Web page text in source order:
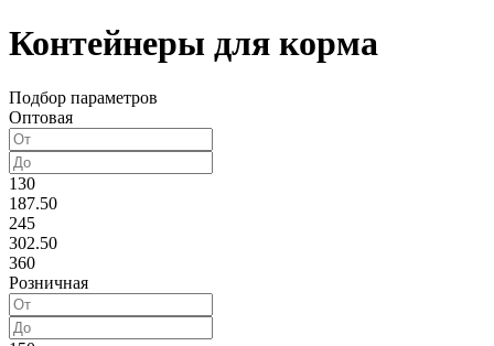
Контейнеры для корма
Подбор параметров
Оптовая
130
187.50
245
302.50
360
Розничная